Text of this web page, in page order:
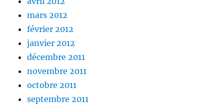
mars 2012
février 2012
janvier 2012
décembre 2011
novembre 2011
octobre 2011
septembre 2011